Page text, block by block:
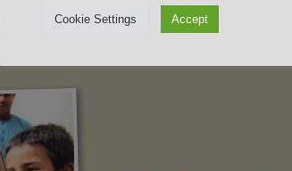
Cookie Settings Accept